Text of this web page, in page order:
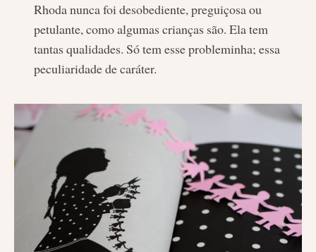
Rhoda nunca foi desobediente, preguiçosa ou
petulante, como algumas crianças são. Ela tem
tantas qualidades. Só tem esse probleminha; essa
peculiaridade de caráter.